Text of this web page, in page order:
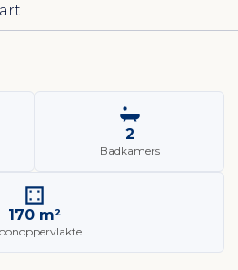
2
Badkamers
170 m²